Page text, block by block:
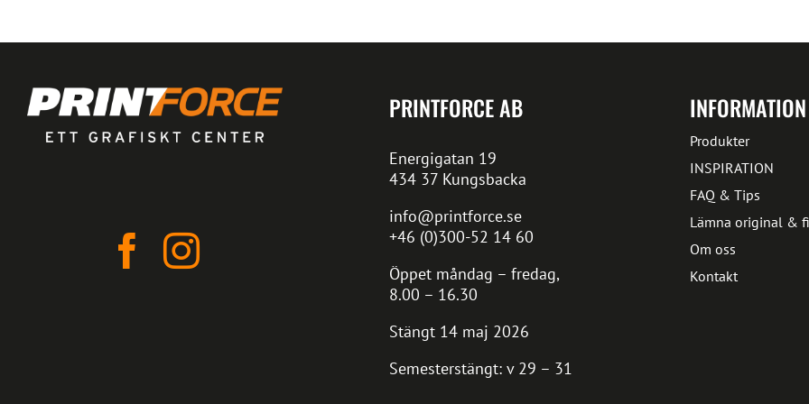
PRINTFORCE AB
Energigatan 19
434 37 Kungsbacka
info@printforce.se
+46 (0)300-52 14 60
Öppet måndag – fredag,
8.00 – 16.30
Stängt 14 maj 2026
Semesterstängt: v 29 – 31
INFORMATION
Produkter
INSPIRATION
FAQ & Tips
Lämna original &
Om oss
Kontakt